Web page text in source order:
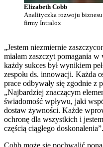
Elizabeth Cobb
Analityczka rozwoju
firmy Intralox
„Jestem niezmiernie
miałam zaszczyt pomagania
każdy sukces był wynikiem
zespołu ds. innowacji. Każda
prace odbywały się zgodnie z
„Najbardziej znaczącym
świadomość wpływu, jaki
dostaw żywności. Każde
ochronę dla wszystkich i
częścią ciągłego doskonalenia”.
Cobb może się pochwalić